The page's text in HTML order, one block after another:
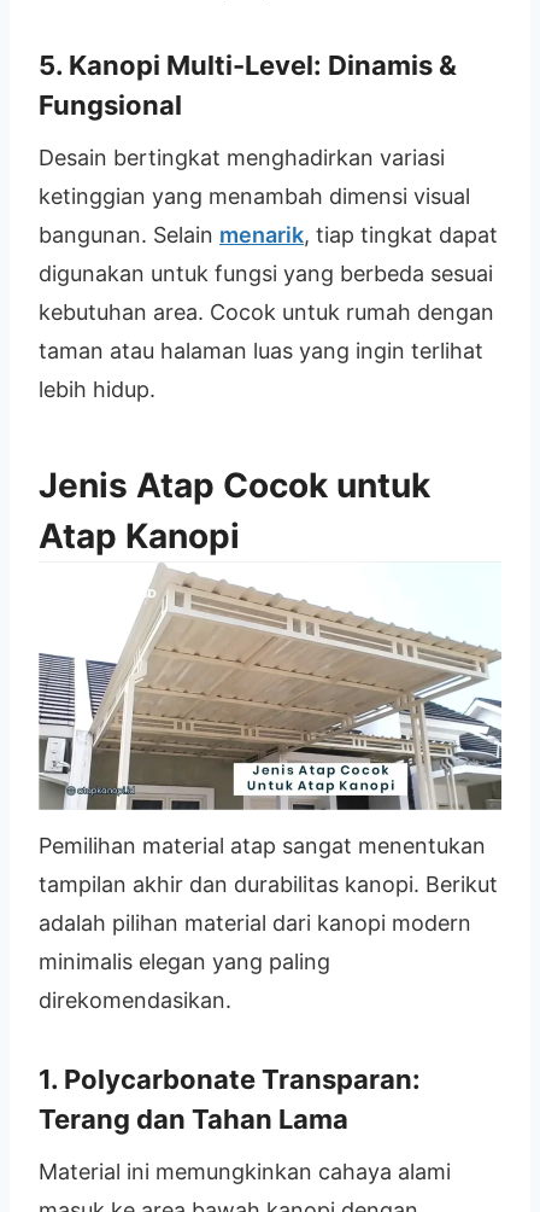
5. Kanopi Multi-Level: Dinamis &
Fungsional
Desain bertingkat menghadirkan variasi
ketinggian yang menambah dimensi visual
bangunan. Selain menarik, tiap tingkat dapat
digunakan untuk fungsi yang berbeda sesuai
kebutuhan area. Cocok untuk rumah dengan
taman atau halaman luas yang ingin terlihat
lebih hidup.
Jenis Atap Cocok untuk
Atap Kanopi
Pemilihan material atap sangat menentukan
tampilan akhir dan durabilitas kanopi. Berikut
adalah pilihan material dari kanopi modern
minimalis elegan yang paling
direkomendasikan.
1. Polycarbonate Transparan:
Terang dan Tahan Lama
Material ini memungkinkan cahaya alami